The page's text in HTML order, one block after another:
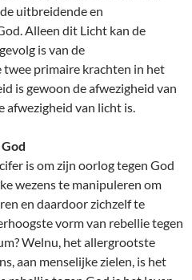
uitbreidende en
Alleen dit Licht kan de
is van de
primaire krachten in het
is gewoon de afwezigheid van
afwezigheid van licht is.
is om zijn oorlog tegen God
wezens te manipuleren om
en daardoor zichzelf te
vorm van rebellie tegen
Welnu, het allergrootste
aan menselijke zielen, is het